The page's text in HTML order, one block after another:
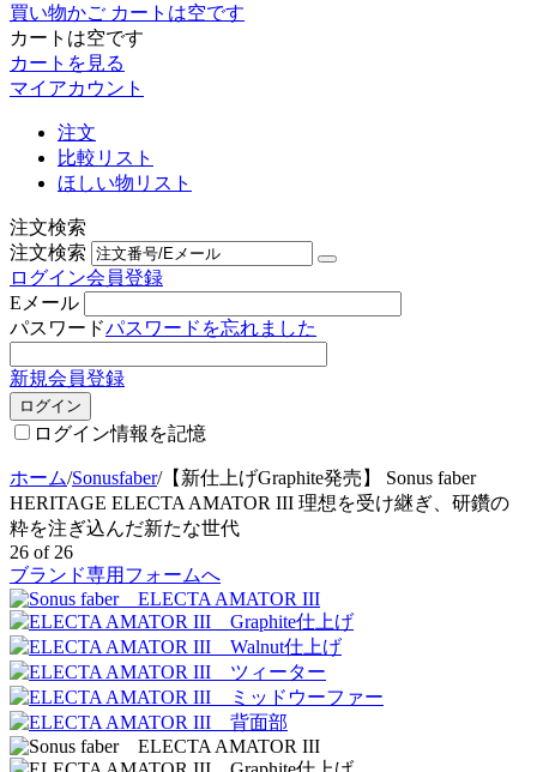
買い物かご カートは空です
カートは空です
カートを見る
マイアカウント
注文
比較リスト
ほしい物リスト
注文検索
注文検索
ログイン会員登録
Eメール
パスワードパスワードを忘れました
新規会員登録
ログイン
ログイン情報を記憶
ホーム/Sonusfaber/【新仕上げGraphite発売】 Sonus faber
HERITAGE ELECTA AMATOR III 理想を受け継ぎ、研鑽の
粋を注ぎ込んだ新たな世代
26 of 26
ブランド専用フォームへ